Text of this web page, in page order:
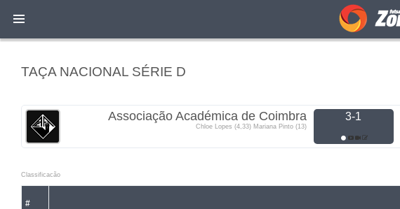
TAÇA NACIONAL SÉRIE D
Associação Académica de Coimbra
Chloe Lopes (4,33) Mariana Pinto (13)
3-1
Classificacão
#